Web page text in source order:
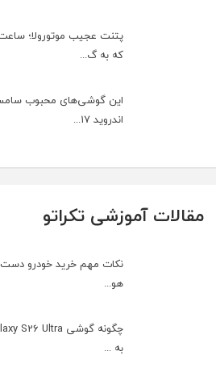
پتنت عجیب موتورولا؛
که به گ...
این گوشی‌های محبوب
اندروید ۱۷...
مقالات آموزشی تکراتو
نکات مهم خرید خودرو دست
هو...
به ...